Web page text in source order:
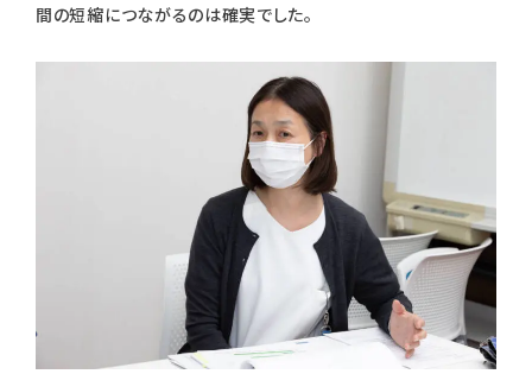
間の短縮につながるのは確実でした。